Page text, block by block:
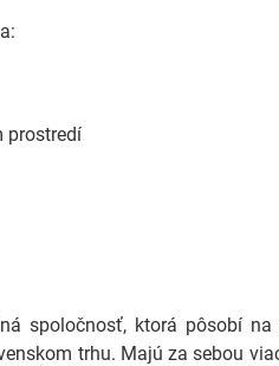
prostredí
spoločnosť, ktorá pôsobí
trhu. Majú za sebou